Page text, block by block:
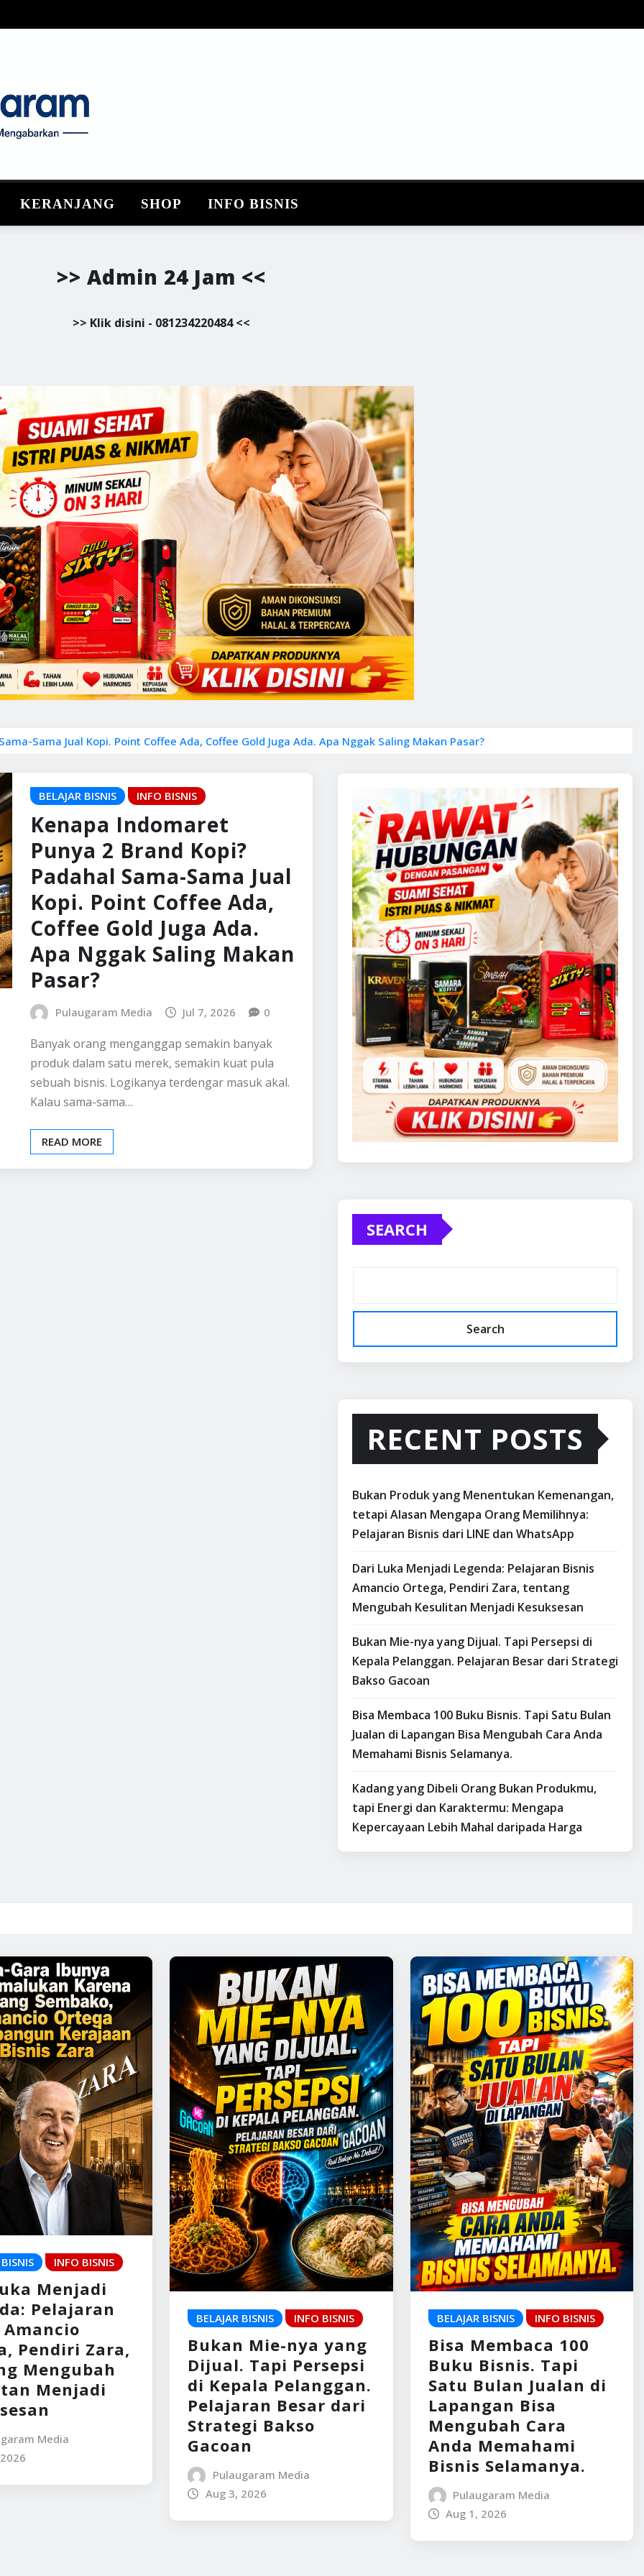
KERANJANG SHOP INFO BISNIS
>> Admin 24 Jam <<
>> Klik disini - 081234220484 <<
Sama Jual Kopi. Point Coffee Ada, Coffee Gold Juga Ada. Apa Nggak Saling Makan Pasar?
BELAJAR BISNIS INFO BISNIS
Kenapa Indomaret
Punya 2 Brand Kopi?
Padahal Sama-Sama Jual
Kopi. Point Coffee Ada,
Coffee Gold Juga Ada.
Apa Nggak Saling Makan
Pasar?
Pulaugaram Media Jul 7, 2026 0
Banyak orang menganggap semakin banyak
produk dalam satu merek, semakin kuat pula
sebuah bisnis. Logikanya terdengar masuk akal.
Kalau sama-sama…
READ MORE
SEARCH
Search
RECENT POSTS
Bukan Produk yang Menentukan Kemenangan,
tetapi Alasan Mengapa Orang Memilihnya:
Pelajaran Bisnis dari LINE dan WhatsApp
Dari Luka Menjadi Legenda: Pelajaran Bisnis
Amancio Ortega, Pendiri Zara, tentang
Mengubah Kesulitan Menjadi Kesuksesan
Bukan Mie-nya yang Dijual. Tapi Persepsi di
Kepala Pelanggan. Pelajaran Besar dari Strategi
Bakso Gacoan
Bisa Membaca 100 Buku Bisnis. Tapi Satu Bulan
Jualan di Lapangan Bisa Mengubah Cara Anda
Memahami Bisnis Selamanya.
Kadang yang Dibeli Orang Bukan Produkmu,
tapi Energi dan Karaktermu: Mengapa
Kepercayaan Lebih Mahal daripada Harga
INFO BISNIS
Menjadi
Pelajaran
Amancio
Pendiri Zara,
Mengubah
Menjadi
Media
BELAJAR BISNIS INFO BISNIS
Bukan Mie-nya yang
Dijual. Tapi Persepsi
di Kepala Pelanggan.
Pelajaran Besar dari
Strategi Bakso
Gacoan
Pulaugaram Media
Aug 3, 2026
BELAJAR BISNIS INFO BISNIS
Bisa Membaca 100
Buku Bisnis. Tapi
Satu Bulan Jualan di
Lapangan Bisa
Mengubah Cara
Anda Memahami
Bisnis Selamanya.
Pulaugaram Media
Aug 1, 2026